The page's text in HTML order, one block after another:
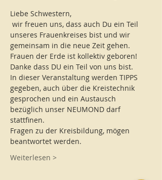
Liebe Schwestern,
wir freuen uns, dass auch Du ein Teil
unseres Frauenkreises bist und wir
gemeinsam in die neue Zeit gehen.
Frauen der Erde ist kollektiv geboren!
Danke dass DU ein Teil von uns bist.
In dieser Veranstaltung werden TIPPS
gegeben, auch über die Kreistechnik
gesprochen und ein Austausch
bezüglich unser NEUMOND darf
stattfinen.
Fragen zu der Kreisbildung, mögen
beantwortet werden.
Weiterlesen >